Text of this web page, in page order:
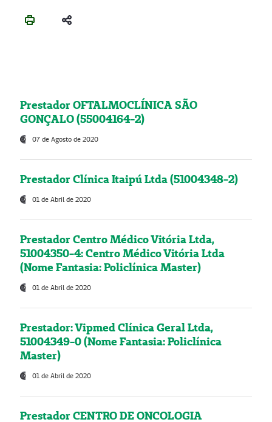
Prestador OFTALMOCLÍNICA SÃO
GONÇALO (55004164-2)
07 de Agosto de 2020
Prestador Clínica Itaipú Ltda (51004348-2)
01 de Abril de 2020
Prestador Centro Médico Vitória Ltda,
51004350-4: Centro Médico Vitória Ltda
(Nome Fantasia: Policlínica Master)
01 de Abril de 2020
Prestador: Vipmed Clínica Geral Ltda,
51004349-0 (Nome Fantasia: Policlínica
Master)
01 de Abril de 2020
Prestador CENTRO DE ONCOLOGIA